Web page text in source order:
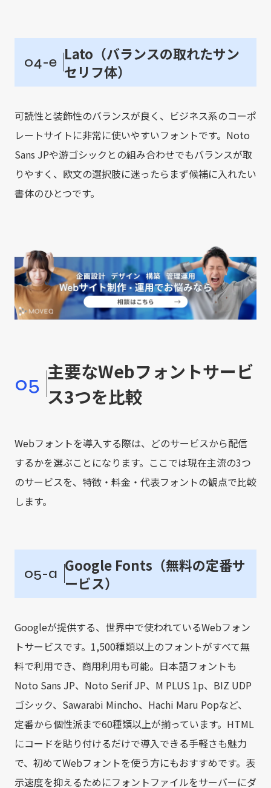
04-e Lato（バランスの取れたサン
セリフ体）
可読性と装飾性のバランスが良く、ビジネス系のコーポ
レートサイトに非常に使いやすいフォントです。Noto
Sans JPや游ゴシックとの組み合わせでもバランスが取
りやすく、欧文の選択肢に迷ったらまず候補に入れたい
書体のひとつです。
05
主要なWebフォントサービ
ス3つを比較
Webフォントを導入する際は、どのサービスから配信
するかを選ぶことになります。ここでは現在主流の3つ
のサービスを、特徴・料金・代表フォントの観点で比較
します。
05-a Google Fonts（無料の定番サ
ービス）
Googleが提供する、世界中で使われているWebフォン
トサービスです。1,500種類以上のフォントがすべて無
料で利用でき、商用利用も可能。日本語フォントも
Noto Sans JP、Noto Serif JP、M PLUS 1p、BIZ UDP
ゴシック、Sawarabi Mincho、Hachi Maru Popなど、
定番から個性派まで60種類以上が揃っています。HTML
にコードを貼り付けるだけで導入できる手軽さも魅力
で、初めてWebフォントを使う方にもおすすめです。表
示速度を抑えるためにフォントファイルをサーバーにダ